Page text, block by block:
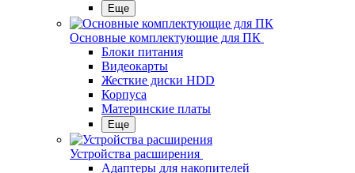
Еще
Основные комплектующие для ПК
Блоки питания
Видеокарты
Жесткие диски HDD
Корпуса
Материнские платы
Еще
Устройства расширения
Адаптеры для накопителей